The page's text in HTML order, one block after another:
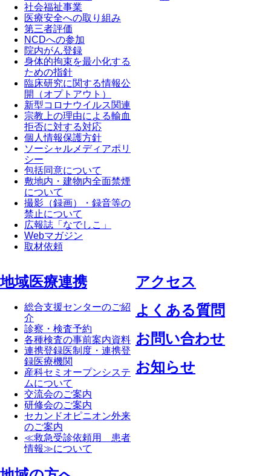
社会福祉事業
医療安全への取り組み
第三者評価
NCDへの参加
院内がん登録
身体的拘束を最小化する
ための指針
臨床研究に関する情報公
開（オプトアウト）
新型コロナウイルス関連
宗教上の理由による輸血
拒否に対する対応
個人情報保護方針
ソーシャルメディアポリ
シー
包括同意について
敷地内・建物内全面禁煙
について
撮影（録画）・録音等の
禁止について
広報誌「なでしこ」
Webマガジン
取材依頼
地域医療連携
総合支援センターのご紹
介
診察・検査予約
各種検査の事前案内資料
連携登録医制度・連携登
録医療機関
産科セミオープンシステ
ムについて
交流会のご案内
研修会のご案内
セカンドオピニオン外来
のご案内
≪救急受診依頼用 患者
情報≫について
アクセス
よくある質問
お問い合わせ
お知らせ